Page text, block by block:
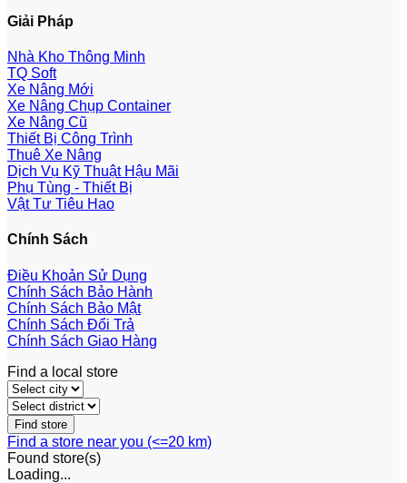
Giải Pháp
Nhà Kho Thông Minh
TQ Soft
Xe Nâng Mới
Xe Nâng Chụp Container
Xe Nâng Cũ
Thiết Bị Công Trình
Thuê Xe Nâng
Dịch Vụ Kỹ Thuật Hậu Mãi
Phụ Tùng - Thiết Bị
Vật Tư Tiêu Hao
Chính Sách
Điều Khoản Sử Dụng
Chính Sách Bảo Hành
Chính Sách Bảo Mật
Chính Sách Đổi Trả
Chính Sách Giao Hàng
Find a local store
Find a store near you (<=20 km)
Found store(s)
Loading...